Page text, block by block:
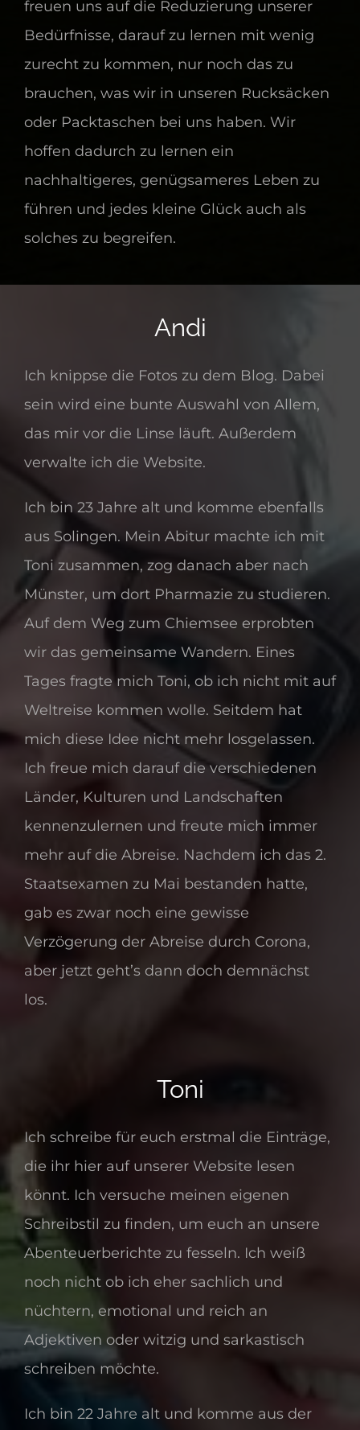
freuen uns auf die Reduzierung unserer
Bedürfnisse, darauf zu lernen mit wenig
zurecht zu kommen, nur noch das zu
brauchen, was wir in unseren Rucksäcken
oder Packtaschen bei uns haben. Wir
hoffen dadurch zu lernen ein
nachhaltigeres, genügsameres Leben zu
führen und jedes kleine Glück auch als
solches zu begreifen.
Andi
Ich knippse die Fotos zu dem Blog. Dabei
sein wird eine bunte Auswahl von Allem,
das mir vor die Linse läuft. Außerdem
verwalte ich die Website.
Ich bin 23 Jahre alt und komme ebenfalls
aus Solingen. Mein Abitur machte ich mit
Toni zusammen, zog danach aber nach
Münster, um dort Pharmazie zu studieren.
Auf dem Weg zum Chiemsee erprobten
wir das gemeinsame Wandern. Eines
Tages fragte mich Toni, ob ich nicht mit auf
Weltreise kommen wolle. Seitdem hat
mich diese Idee nicht mehr losgelassen.
Ich freue mich darauf die verschiedenen
Länder, Kulturen und Landschaften
kennenzulernen und freute mich immer
mehr auf die Abreise. Nachdem ich das 2.
Staatsexamen zu Mai bestanden hatte,
gab es zwar noch eine gewisse
Verzögerung der Abreise durch Corona,
aber jetzt geht’s dann doch demnächst
los.
Toni
Ich schreibe für euch erstmal die Einträge,
die ihr hier auf unserer Website lesen
könnt. Ich versuche meinen eigenen
Schreibstil zu finden, um euch an unsere
Abenteuerberichte zu fesseln. Ich weiß
noch nicht ob ich eher sachlich und
nüchtern, emotional und reich an
Adjektiven oder witzig und sarkastisch
schreiben möchte.
Ich bin 22 Jahre alt und komme aus der